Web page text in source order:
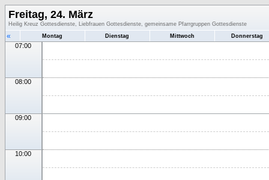
Freitag, 24. März
Heilig Kreuz Gottesdienste, Liebfrauen Gottesdienste, gemeinsame Pfarrgruppen Gottesdienste
« Montag Dienstag Mittwoch Donnerstag
07:00
08:00
09:00
10:00